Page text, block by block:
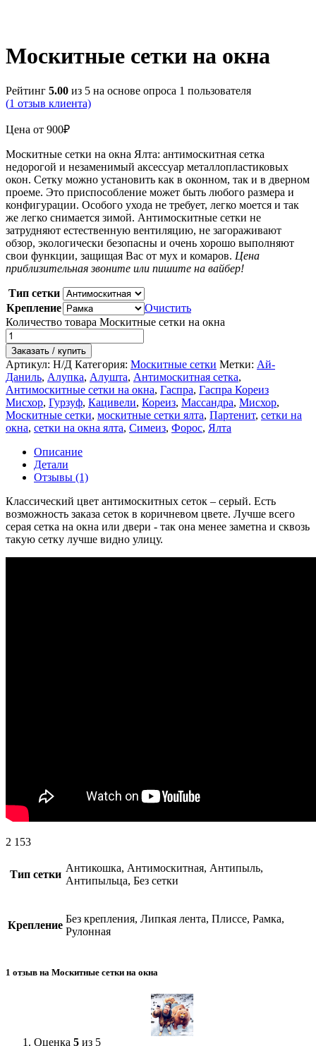
Москитные сетки на окна
Рейтинг 5.00 из 5 на основе опроса 1 пользователя
(1 отзыв клиента)
Цена от 900₽
Москитные сетки на окна Ялта: антимоскитная сетка
недорогой и незаменимый аксессуар металлопластиковых
окон. Сетку можно установить как в оконном, так и в дверном
проеме. Это приспособление может быть любого размера и
конфигурации. Особого ухода не требует, легко моется и так
же легко снимается зимой. Антимоскитные сетки не
затрудняют естественную вентиляцию, не загораживают
обзор, экологически безопасны и очень хорошо выполняют
свои функции, защищая Вас от мух и комаров. Цена
приблизительная звоните или пишите на вайбер!
Тип сетки
Крепление
Очистить
Количество товара Москитные сетки на окна
Заказать / купить
Артикул: Н/Д Категория: Москитные сетки Метки: Ай-
Даниль, Алупка, Алушта, Антимоскитная сетка,
Антимоскитные сетки на окна, Гаспра, Гаспра Кореиз
Мисхор, Гурзуф, Кацивели, Кореиз, Массандра, Мисхор,
Москитные сетки, москитные сетки ялта, Партенит, сетки на
окна, сетки на окна ялта, Симеиз, Форос, Ялта
Описание
Детали
Отзывы (1)
Классический цвет антимоскитных сеток – серый. Есть
возможность заказа сеток в коричневом цвете. Лучше всего
серая сетка на окна или двери - так она менее заметна и сквозь
такую сетку лучше видно улицу.
2 153
Тип сетки
Антикошка, Антимоскитная, Антипыль,
Антипыльца, Без сетки
Крепление
Без крепления, Липкая лента, Плиссе, Рамка,
Рулонная
1 отзыв на Москитные сетки на окна
Оценка 5 из 5